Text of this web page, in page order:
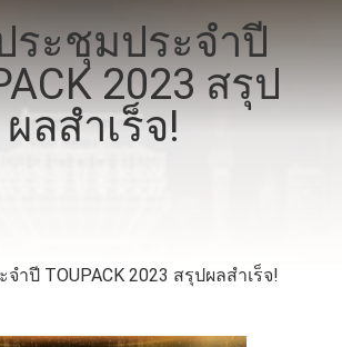
ระชุมประจำปี
2023 สรุป
ผลสำเร็จ!
ำปี TOUPACK 2023 สรุปผลสำเร็จ!